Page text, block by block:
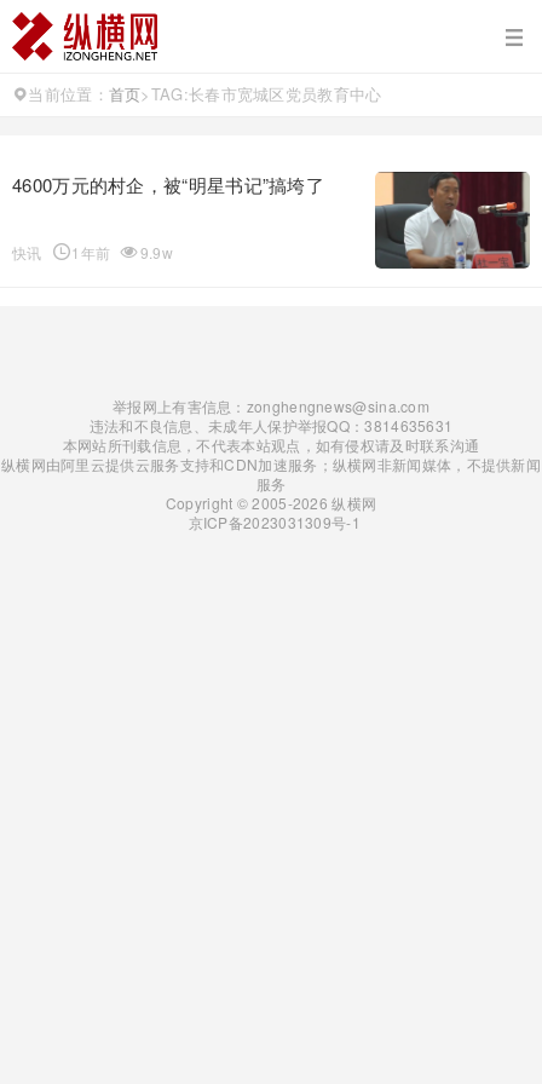
当前位置： 首页>TAG:长春市宽城区党员教育中心
4600万元的村企，被“明星书记”搞垮了
快讯 1年前 9.9w
举报网上有害信息：zonghengnews@sina.com
违法和不良信息、未成年人保护举报QQ：3814635631
本网站所刊载信息，不代表本站观点，如有侵权请及时联系沟通
纵横网由阿里云提供云服务支持和CDN加速服务；纵横网非新闻媒体，不提供新闻
服务
Copyright © 2005-2026 纵横网
京ICP备2023031309号-1